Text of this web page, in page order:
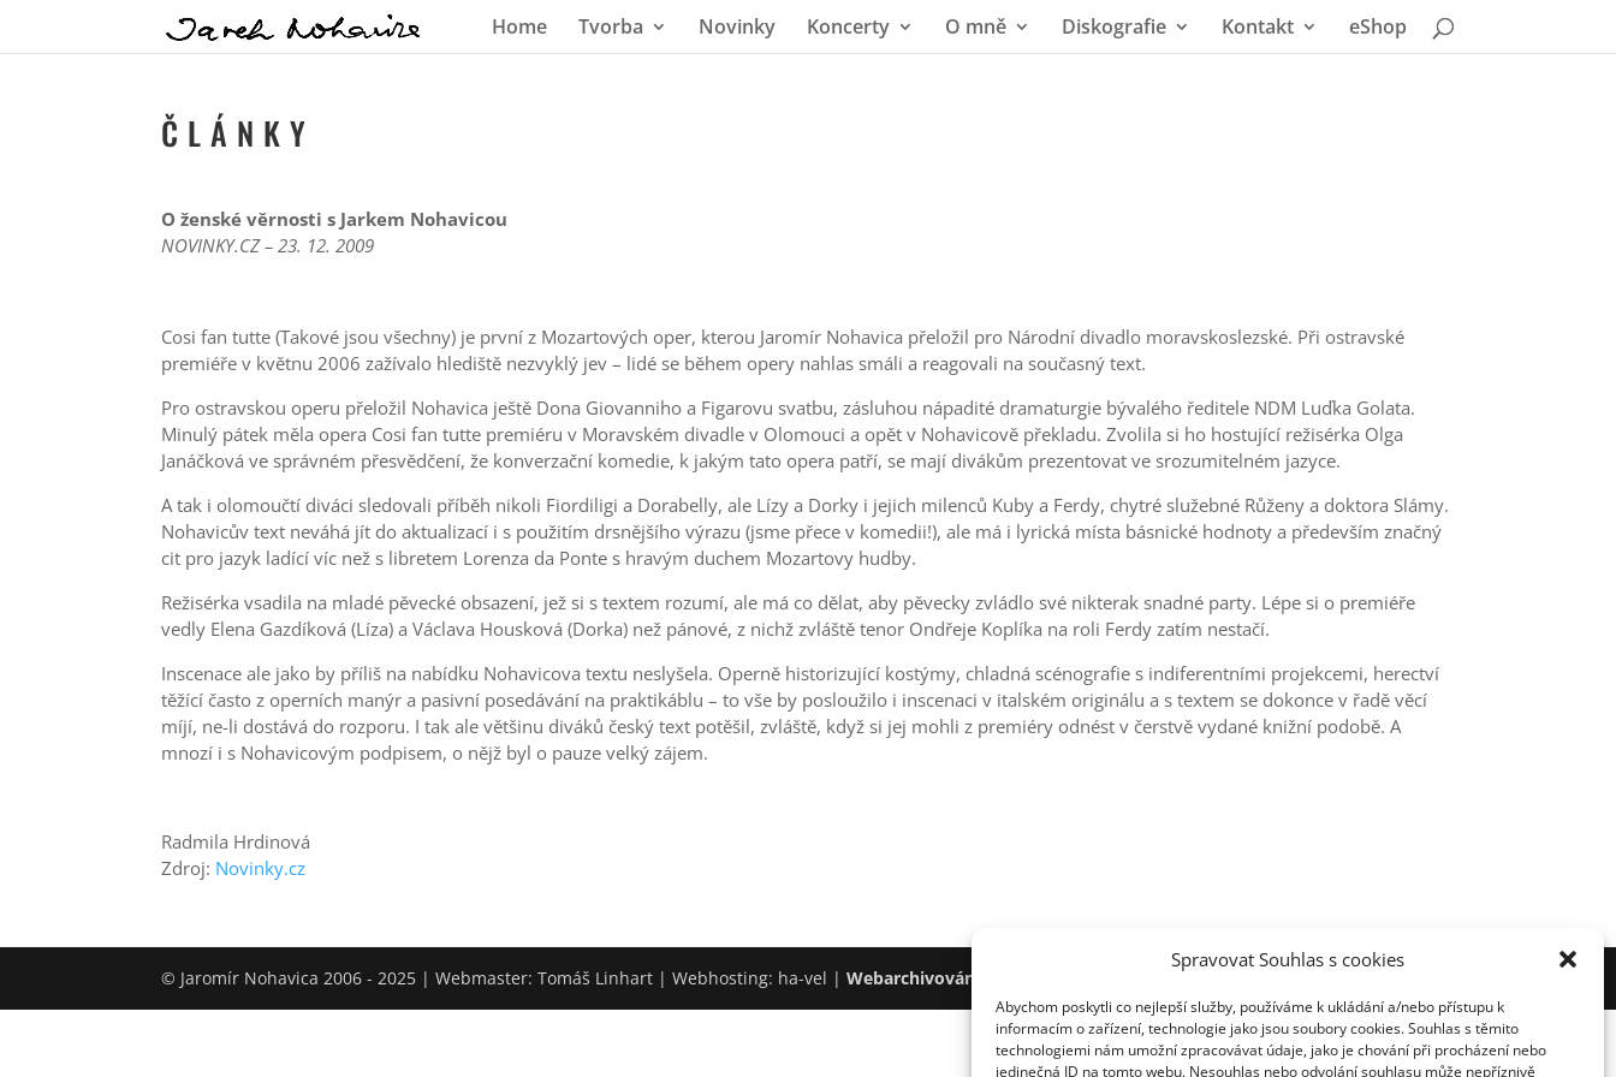
Spravovat Souhlas s cookies
Abychom poskytli co nejlepší služby, používáme k ukládání a/nebo přístupu k
informacím o zařízení, technologie jako jsou soubory cookies. Souhlas s těmito
technologiemi nám umožní zpracovávat údaje, jako je chování při procházení nebo
jedinečná ID na tomto webu. Nesouhlas nebo odvolání souhlasu může nepříznivě
Home Tvorba Novinky Koncerty O mně Diskografie Kontakt eShop
Č L Á N K Y
O ženské věrnosti s Jarkem Nohavicou
NOVINKY.CZ – 23. 12. 2009
Cosi fan tutte (Takové jsou všechny) je první z Mozartových oper, kterou Jaromír Nohavica přeložil pro Národní divadlo moravskoslezské. Při ostravské
premiéře v květnu 2006 zažívalo hlediště nezvyklý jev – lidé se během opery nahlas smáli a reagovali na současný text.
Pro ostravskou operu přeložil Nohavica ještě Dona Giovanniho a Figarovu svatbu, zásluhou nápadité dramaturgie bývalého ředitele NDM Luďka Golata.
Minulý pátek měla opera Cosi fan tutte premiéru v Moravském divadle v Olomouci a opět v Nohavicově překladu. Zvolila si ho hostující režisérka Olga
Janáčková ve správném přesvědčení, že konverzační komedie, k jakým tato opera patří, se mají divákům prezentovat ve srozumitelném jazyce.
A tak i olomoučtí diváci sledovali příběh nikoli Fiordiligi a Dorabelly, ale Lízy a Dorky i jejich milenců Kuby a Ferdy, chytré služebné Růženy a doktora Slámy.
Nohavicův text neváhá jít do aktualizací i s použitím drsnějšího výrazu (jsme přece v komedii!), ale má i lyrická místa básnické hodnoty a především značný
cit pro jazyk ladící víc než s libretem Lorenza da Ponte s hravým duchem Mozartovy hudby.
Režisérka vsadila na mladé pěvecké obsazení, jež si s textem rozumí, ale má co dělat, aby pěvecky zvládlo své nikterak snadné party. Lépe si o premiéře
vedly Elena Gazdíková (Líza) a Václava Housková (Dorka) než pánové, z nichž zvláště tenor Ondřeje Koplíka na roli Ferdy zatím nestačí.
Inscenace ale jako by příliš na nabídku Nohavicova textu neslyšela. Operně historizující kostýmy, chladná scénografie s indiferentními projekcemi, herectví
těžící často z operních manýr a pasivní posedávání na praktikáblu – to vše by posloužilo i inscenaci v italském originálu a s textem se dokonce v řadě věcí
míjí, ne-li dostává do rozporu. I tak ale většinu diváků český text potěšil, zvláště, když si jej mohli z premiéry odnést v čerstvě vydané knižní podobě. A
mnozí i s Nohavicovým podpisem, o nějž byl o pauze velký zájem.
Radmila Hrdinová
Zdroj: Novinky.cz
© Jaromír Nohavica 2006 - 2025 | Webmaster: Tomáš Linhart | Webhosting: ha-vel |Webarchivováno Národní knihovnou ČR